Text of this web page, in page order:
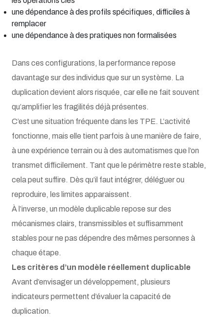
une dépendance à des profils spécifiques, difficiles à
remplacer
une dépendance à des pratiques non formalisées
Dans ces configurations, la performance repose
davantage sur des individus que sur un système. La
duplication devient alors risquée, car elle ne fait souvent
qu’amplifier les fragilités déjà présentes.
C’est une situation fréquente dans les TPE. L’activité
fonctionne, mais elle tient parfois à une manière de faire,
à une expérience terrain ou à des automatismes que l’on
transmet difficilement. Tant que le périmètre reste stable,
cela peut suffire. Dès qu’il faut intégrer, déléguer ou
reproduire, les limites apparaissent.
À l’inverse, un modèle duplicable repose sur des
mécanismes clairs, transmissibles et suffisamment
stables pour ne pas dépendre des mêmes personnes à
chaque étape.
Les critères d’un modèle réellement duplicable
Avant d’envisager un développement, plusieurs
indicateurs permettent d’évaluer la capacité de
duplication.